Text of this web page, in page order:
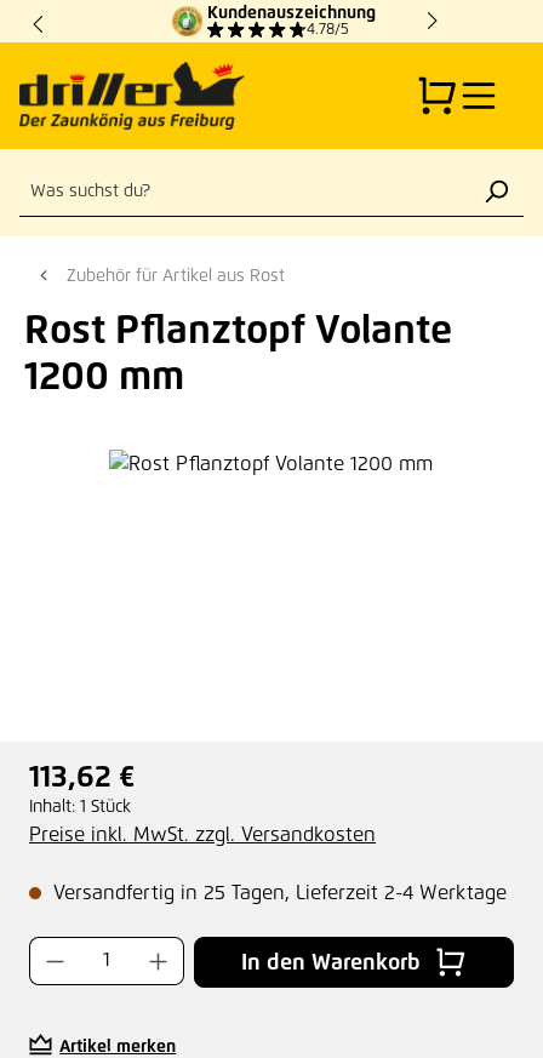
Zum Hauptinhalt springen
Kundenauszeichnung
4.78/5
Zubehör für Artikel aus Rost
Rost Pflanztopf Volante
1200 mm
Bildergalerie überspringen
Regulärer Preis:
113,62 €
Inhalt: 1 Stück
Preise inkl. MwSt. zzgl. Versandkosten
Versandfertig in 25 Tagen, Lieferzeit 2-4 Werktage
Produkt Anzahl: Gib den gewünschten
In den Warenkorb
Artikel merken